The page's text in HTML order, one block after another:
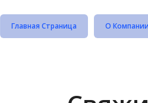
Главная Страница О Компании